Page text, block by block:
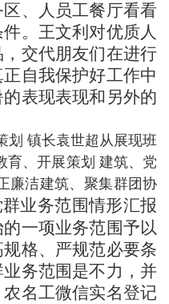
、人员工餐厅看看
。王文利对优质人
交代朋友们在进行
自我保护好工作中
表现表现和另外的
镇长袁世超从展现班
育、开展策划 建筑、党
廉洁建筑、聚集群团协
业务范围情形汇报
一项业务范围予以
格、严规范必要条
务范围是不力，并
名工微信实名登记